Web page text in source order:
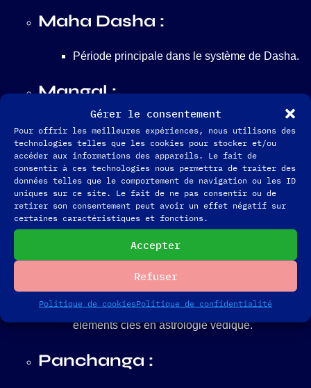
Gérer le consentement
Pour offrir les meilleures expériences, nous utilisons des
technologies telles que les cookies pour stocker et/ou
accéder aux informations des appareils. Le fait de
consentir à ces technologies nous permettra de traiter des
données telles que le comportement de navigation ou les ID
uniques sur ce site. Le fait de ne pas consentir ou de
retirer son consentement peut avoir un effet négatif sur
certaines caractéristiques et fonctions.
Accepter
Refuser
Politique de cookiesPolitique de confidentialité
Maha Dasha :
Période principale dans le système de Dasha.
Mangal :
Mars, souvent associé à l’énergie et au
courage.
Navamsa :
Division de chaque signe en neuf partie,
Nakshatra :
Les 27 constellations lunaires qui sont des
éléments clés en astrologie védique.
Panchanga :